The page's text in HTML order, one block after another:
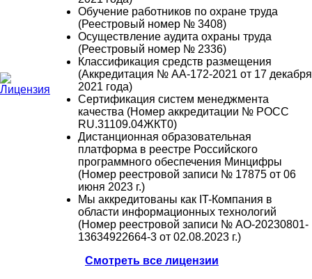
Обучение работников по охране труда
(Реестровый номер № 3408)
Осуществление аудита охраны труда
(Реестровый номер № 2336)
Классификация средств размещения
(Аккредитация № АА-172-2021 от 17 декабря
2021 года)
Сертификация систем менеджмента
качества (Номер аккредитации № РОСС
RU.31109.04ЖКТ0)
Дистанционная образовательная
платформа в реестре Российского
программного обеспечения Минцифры
(Номер реестровой записи № 17875 от 06
июня 2023 г.)
Мы аккредитованы как IT-Компания в
области информационных технологий
(Номер реестровой записи № АО-20230801-
13634922664-3 от 02.08.2023 г.)
Смотреть все лицензии